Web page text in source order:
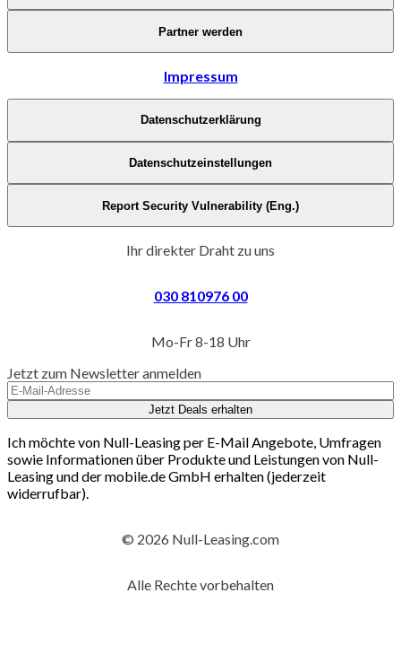
Partner werden
Impressum
Datenschutzerklärung
Datenschutzeinstellungen
Report Security Vulnerability (Eng.)
Ihr direkter Draht zu uns
030 810976 00
Mo-Fr 8-18 Uhr
Jetzt zum Newsletter anmelden
Jetzt Deals erhalten
Ich möchte von Null-Leasing per E-Mail Angebote, Umfragen
sowie Informationen über Produkte und Leistungen von Null-
Leasing und der mobile.de GmbH erhalten (jederzeit
widerrufbar).
© 2026 Null-Leasing.com
Alle Rechte vorbehalten